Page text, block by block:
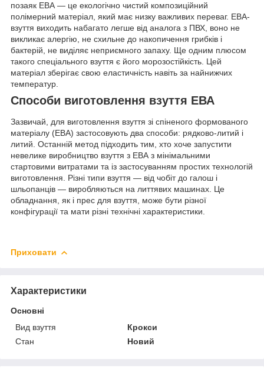
позаяк ЕВА — це екологічно чистий композиційний
полімерний матеріал, який має низку важливих переваг. ЕВА-
взуття виходить набагато легше від аналога з ПВХ, воно не
викликає алергію, не схильне до накопичення грибків і
бактерій, не виділяє неприємного запаху. Ще одним плюсом
такого спеціального взуття є його морозостійкість. Цей
матеріал зберігає свою еластичність навіть за найнижчих
температур.
Способи виготовлення взуття ЕВА
Зазвичай, для виготовлення взуття зі спіненого формованого
матеріалу (ЕВА) застосовують два способи: рядково-литий і
литий. Останній метод підходить тим, хто хоче запустити
невелике виробництво взуття з ЕВА з мінімальними
стартовими витратами та із застосуванням простих технологій
виготовлення. Різні типи взуття — від чобіт до галош і
шльопанців — виробляються на литтявих машинах. Це
обладнання, як і прес для взуття, може бути різної
конфігурації та мати різні технічні характеристики.
Приховати
Характеристики
Основні
Вид взуття
Крокси
Стан
Новий